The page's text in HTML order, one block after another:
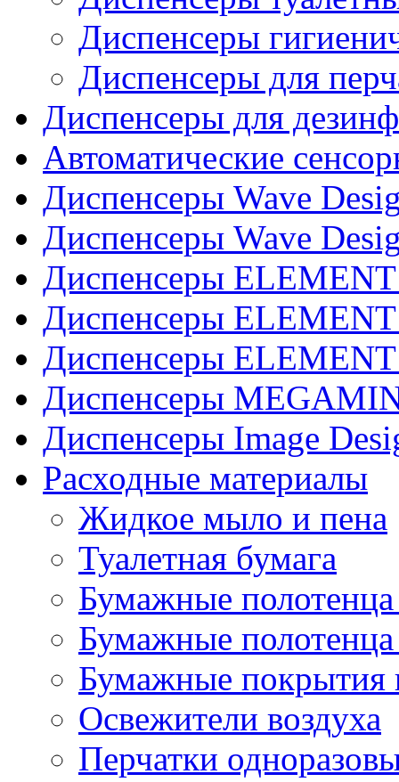
Диспенсеры
Диспенсеры для
Диспенсеры для
Автоматические
Диспенсеры Wave
Диспенсеры Wave
Диспенсеры
Диспенсеры
Диспенсеры
Диспенсеры
Диспенсеры Image
Расходные материалы
Жидкое мыло и пена
Туалетная бумага
Бумажные полотенца
Бумажные полотенца
Бумажные покрытия
Освежители воздуха
Перчатки